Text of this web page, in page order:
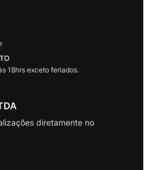
18hrs exceto feriados.
diretamente no